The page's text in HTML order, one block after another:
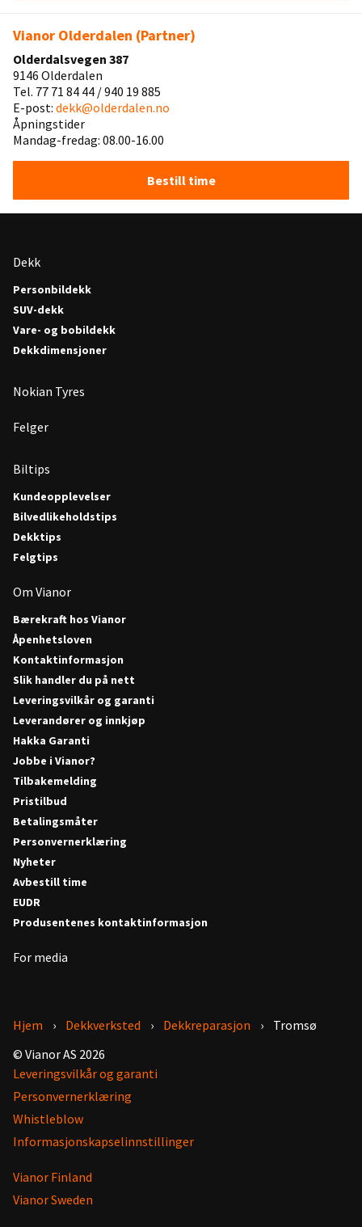
Vianor Olderdalen (Partner)
Olderdalsvegen 387
9146 Olderdalen
Tel. 77 71 84 44 / 940 19 885
E-post: dekk@olderdalen.no
Åpningstider
Mandag-fredag: 08.00-16.00
Bestill time
Dekk
Personbildekk
SUV-dekk
Vare- og bobildekk
Dekkdimensjoner
Nokian Tyres
Felger
Biltips
Kundeopplevelser
Bilvedlikeholdstips
Dekktips
Felgtips
Om Vianor
Bærekraft hos Vianor
Åpenhetsloven
Kontaktinformasjon
Slik handler du på nett
Leveringsvilkår og garanti
Leverandører og innkjøp
Hakka Garanti
Jobbe i Vianor?
Tilbakemelding
Pristilbud
Betalingsmåter
Personvernerklæring
Nyheter
Avbestill time
EUDR
Produsentenes kontaktinformasjon
For media
Hjem Dekkverksted Dekkreparasjon
Tromsø
© Vianor AS 2026
Leveringsvilkår og garanti
Personvernerklæring
Whistleblow
Informasjonskapselinnstillinger
Vianor Finland
Vianor Sweden